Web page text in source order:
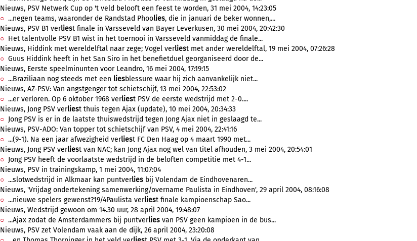
Nieuws, PSV Netwerk Cup op 't veld belooft een feest te worden, 31 mei 2004, 14:23:05
...negen teams, waaronder de Randstad Phoolies, die in januari de beker wonnen,...
Nieuws, PSV B1 verliest finale in Varsseveld van Bayer Leverkusen, 30 mei 2004, 20:42:30
Het talentvolle PSV B1 wist in het toernooi in Varsseveld vanmiddag de finale...
Nieuws, Hiddink met wereldelftal naar zege; Vogel verliest met ander wereldelftal, 19 mei 2004, 07:26:28
Guus Hiddink heeft in het San Siro in het benefietduel georganiseerd door de...
Nieuws, Eerste speelminunten voor Leandro, 16 mei 2004, 17:19:15
...Braziliaan nog steeds met een liesblessure waar hij zich aanvankelijk niet...
Nieuws, AZ-PSV: Van angstgenger tot schietschijf, 13 mei 2004, 22:53:02
...er verloren. Op 6 oktober 1968 verliest PSV de eerste wedstrijd met 2-0....
Nieuws, Jong PSV verliest thuis tegen Ajax (update), 10 mei 2004, 20:34:33
Jong PSV is er in de laatste thuiswedstrijd tegen Jong Ajax niet in geslaagd te...
Nieuws, PSV-ADO: Van topper tot schietschijf van PSV, 4 mei 2004, 22:41:16
...(9-1). Na een jaar afwezigheid verliest FC Den Haag op 4 maart 1990 met...
Nieuws, Jong PSV verliest van NAC; kan Jong Ajax nog wel van titel afhouden, 3 mei 2004, 20:54:01
Jong PSV heeft de voorlaatste wedstrijd in de beloften competitie met 4-1...
Nieuws, PSV in trainingskamp, 1 mei 2004, 11:07:04
...slotwedstrijd in Alkmaar kan puntverlies bij Volendam de Eindhovenaren...
Nieuws, 'Vrijdag ondertekening samenwerking/overname Paulista in Eindhoven', 29 april 2004, 08:16:08
...nieuwe spelers gewenst?19/4Paulista verliest finale kampioenschap Sao...
Nieuws, Wedstrijd gewoon om 14.30 uur, 28 april 2004, 19:48:07
...Ajax zodat de Amsterdammers bij puntverlies van PSV geen kampioen in de bus...
Nieuws, PSV zet Volendam vaak aan de dijk, 26 april 2004, 23:20:08